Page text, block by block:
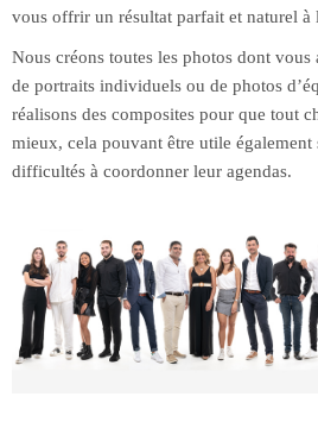
vous offrir un résultat parfait et naturel à
Nous créons toutes les photos dont vous
de portraits individuels ou de photos
réalisons des composites pour que tout
mieux, cela pouvant être utile également
difficultés à coordonner leur agendas.